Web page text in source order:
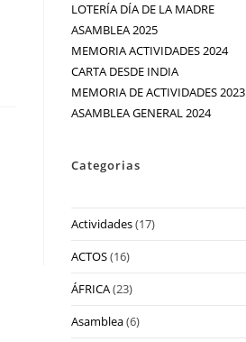
LOTERÍA DÍA DE LA MADRE
ASAMBLEA 2025
MEMORIA ACTIVIDADES 2024
CARTA DESDE INDIA
MEMORIA DE ACTIVIDADES 2023
ASAMBLEA GENERAL 2024
Categorias
Actividades(17)
ACTOS(16)
ÁFRICA(23)
Asamblea(6)